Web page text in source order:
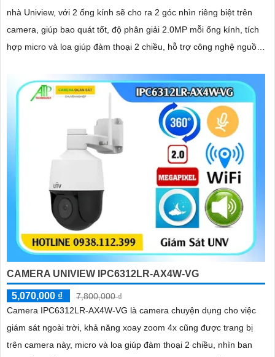
nhà Uniview, với 2 ống kính sẽ cho ra 2 góc nhìn riêng biệt trên
camera, giúp bao quát tốt, độ phân giải 2.0MP mỗi ống kính, tích
hợp micro và loa giúp đàm thoại 2 chiều, hỗ trợ công nghệ nguồn
CAMERA UNIVIEW IPC6312LR-AX4W-VG
5,070,000 ₫
7,800,000 ₫
Camera IPC6312LR-AX4W-VG là camera chuyện dụng cho việc
giám sát ngoài trời, khả năng xoay zoom 4x cũng được trang bị
trên camera này, micro và loa giúp đàm thoại 2 chiều, nhìn ban